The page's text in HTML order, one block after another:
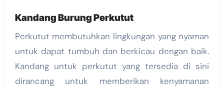
Kandang Burung Perkutut
Perkutut membutuhkan lingkungan yang nyaman
untuk dapat tumbuh dan berkicau dengan baik.
Kandang untuk perkutut yang tersedia di sini
dirancang untuk memberikan kenyamanan